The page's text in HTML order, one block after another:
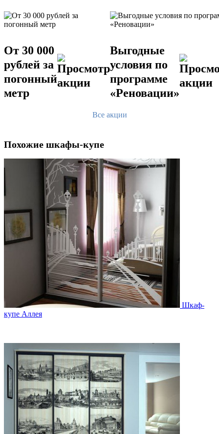
От 30 000
рублей за
погонный
метр
Выгодные
условия по
программе
«Реновации»
Все акции
Похожие шкафы-купе
Шкаф-
купе Аллея